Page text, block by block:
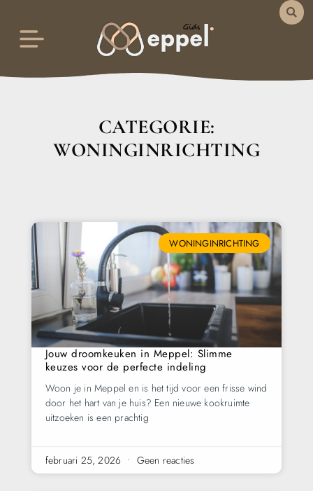
CATEGORIE:
WONINGINRICHTING
WONINGINRICHTING
Jouw droomkeuken in Meppel: Slimme
keuzes voor de perfecte indeling
Woon je in Meppel en is het tijd voor een frisse wind
door het hart van je huis? Een nieuwe kookruimte
uitzoeken is een prachtig
februari 25, 2026 Geen reacties